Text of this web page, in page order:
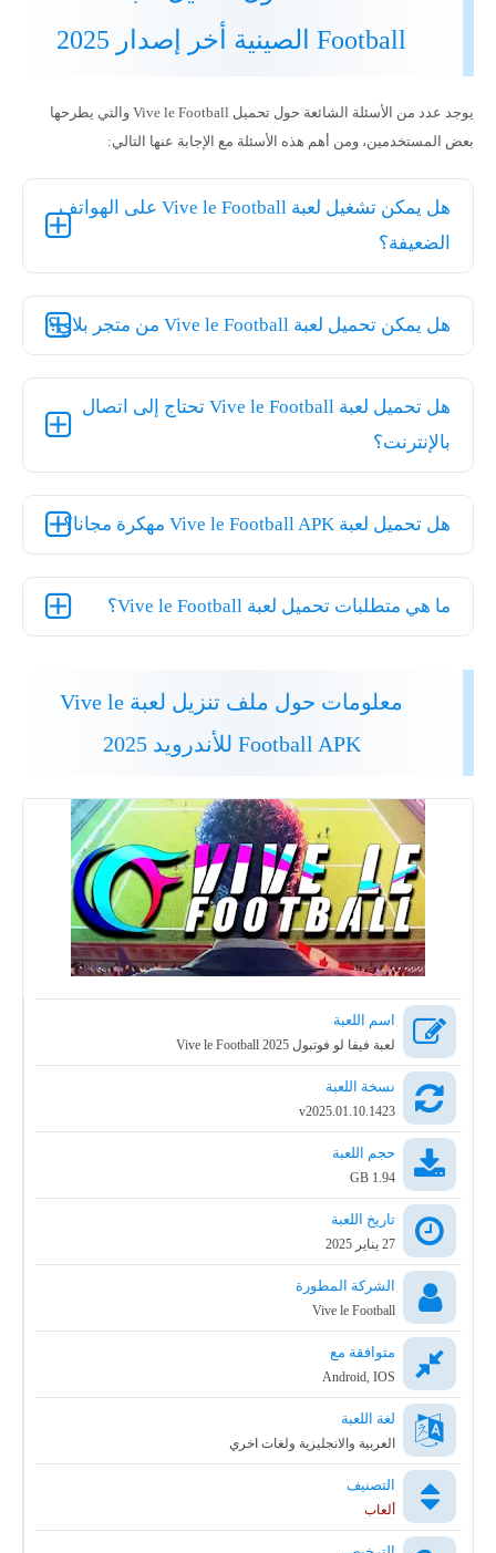
Football الصينية أخر إصدار 2025
يوجد عدد من الأسئلة الشائعة حول تحميل Vive le Football والتي يطرحها
بعض المستخدمين، ومن أهم هذه الأسئلة مع الإجابة عنها التالي:
هل يمكن تشغيل لعبة Vive le Football على الهواتف
الضعيفة؟
هل يمكن تحميل لعبة Vive le Football من متجر بلاي؟
هل تحميل لعبة Vive le Football تحتاج إلى اتصال
بالإنترنت؟
هل تحميل لعبة Vive le Football APK مهكرة مجانا؟
ما هي متطلبات تحميل لعبة Vive le Football؟
معلومات حول ملف تنزيل لعبة Vive le
Football APK للأندرويد 2025
اسم اللعبة
لعبة فيفا لو فوتبول Vive le Football 2025
نسخة اللعبة
v2025.01.10.1423
حجم اللعبة
1.94 GB
تاريخ اللعبة
27 يناير 2025
الشركة المطورة
Vive le Football
متوافقة مع
Android, IOS
لغة اللعبة
العربية والانجليزية ولغات اخري
التصنيف
ألعاب